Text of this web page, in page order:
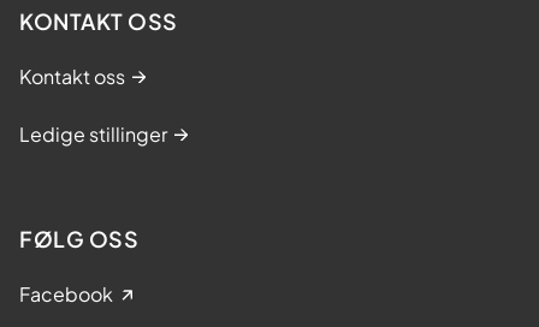
KONTAKT OSS
Kontakt oss
Ledige stillinger
FØLG OSS
Facebook